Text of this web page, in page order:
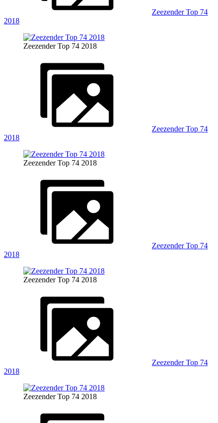
Zeezender Top 74
2018
Zeezender Top 74 2018
Zeezender Top 74
2018
Zeezender Top 74 2018
Zeezender Top 74
2018
Zeezender Top 74 2018
Zeezender Top 74
2018
Zeezender Top 74 2018